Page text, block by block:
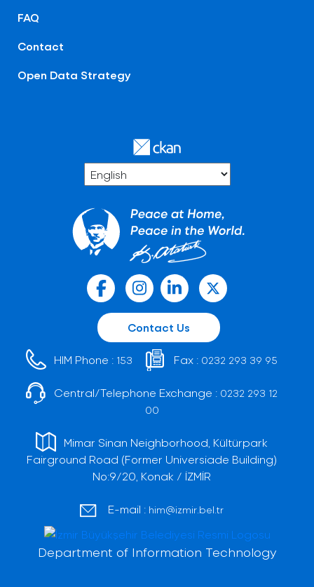
FAQ
Contact
Open Data Strategy
Contact Us
HIM Phone : 153 Fax : 0232 293 39 95
Central/Telephone Exchange : 0232 293 12
00
Mimar Sinan Neighborhood, Kültürpark
Fairground Road (Former Universiade Building)
No:9/20, Konak / İZMİR
E-mail : him@izmir.bel.tr
Department of Information Technology